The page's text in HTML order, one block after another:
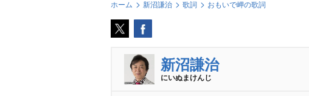
ホーム 新沼謙治 歌詞 おもいで岬の歌詞
新沼謙治
にいぬまけんじ